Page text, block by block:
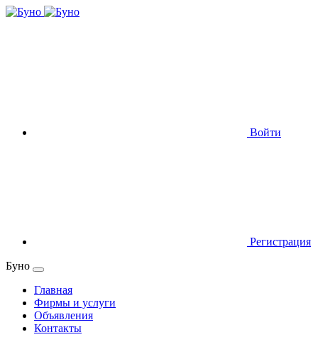
Войти
Регистрация
Буно
Главная
Фирмы и услуги
Объявления
Контакты